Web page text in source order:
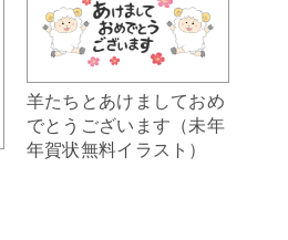
羊たちとあけましておめ
でとうございます（未年
年賀状無料イラスト）